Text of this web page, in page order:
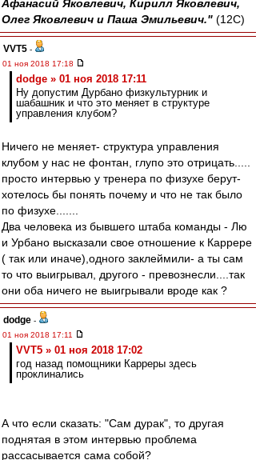
Афанасий Яковлевич, Кирилл Яковлевич,
Олег Яковлевич и Паша Эмильевич." (12С)
VVT5 -
01 ноя 2018 17:18
dodge » 01 ноя 2018 17:11
Ну допустим Дурбано физкультурник и
шабашник и что это меняет в структуре
управления клубом?
Ничего не меняет- структура управления
клубом у нас не фонтан, глупо это отрицать.....
просто интервью у тренера по физухе берут-
хотелось бы понять почему и что не так было
по физухе.......
Два человека из бывшего штаба команды - Лю
и Урбано высказали свое отношение к Каррере
( так или иначе),одного заклеймили- а ты сам
то что выигрывал, другого - превознесли....так
они оба ничего не выигрывали вроде как ?
dodge -
01 ноя 2018 17:11
VVT5 » 01 ноя 2018 17:02
год назад помощники Карреры здесь
проклинались
А что если сказать: "Сам дурак", то другая
поднятая в этом интервью проблема
рассасывается сама собой?